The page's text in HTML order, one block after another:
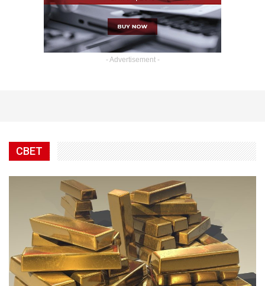
- Advertisement -
СВЕТ